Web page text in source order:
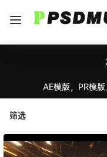
AE模版，PR模
筛选